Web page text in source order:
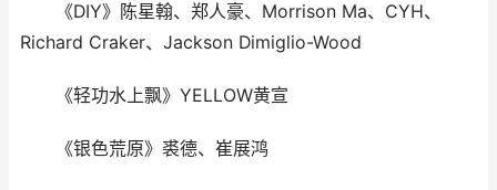
《DIY》陈星翰、郑人豪、Morrison Ma、CYH、
Richard Craker、Jackson Dimiglio-Wood
《轻功水上飘》YELLOW黄宣
《银色荒原》裘德、崔展鸿